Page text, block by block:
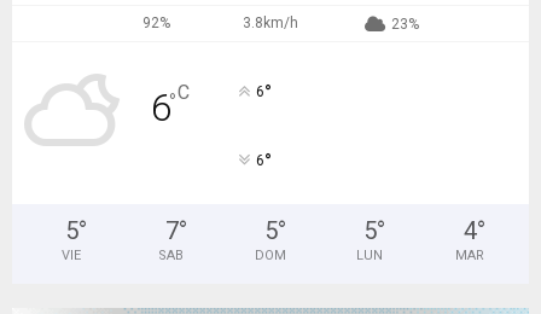
92% 3.8km/h 23%
6°C 6°
6°
5°
VIE
7°
SAB
5°
DOM
5°
LUN
4°
MAR